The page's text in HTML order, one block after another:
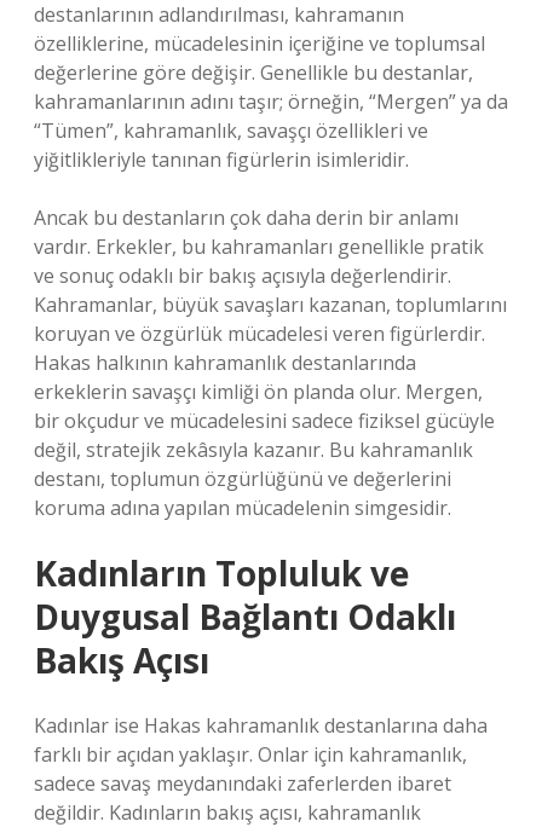
destanlarının adlandırılması, kahramanın
özelliklerine, mücadelesinin içeriğine ve toplumsal
değerlerine göre değişir. Genellikle bu destanlar,
kahramanlarının adını taşır; örneğin, “Mergen” ya da
“Tümen”, kahramanlık, savaşçı özellikleri ve
yiğitlikleriyle tanınan figürlerin isimleridir.
Ancak bu destanların çok daha derin bir anlamı
vardır. Erkekler, bu kahramanları genellikle pratik
ve sonuç odaklı bir bakış açısıyla değerlendirir.
Kahramanlar, büyük savaşları kazanan, toplumlarını
koruyan ve özgürlük mücadelesi veren figürlerdir.
Hakas halkının kahramanlık destanlarında
erkeklerin savaşçı kimliği ön planda olur. Mergen,
bir okçudur ve mücadelesini sadece fiziksel gücüyle
değil, stratejik zekâsıyla kazanır. Bu kahramanlık
destanı, toplumun özgürlüğünü ve değerlerini
koruma adına yapılan mücadelenin simgesidir.
Kadınların Topluluk ve
Duygusal Bağlantı Odaklı
Bakış Açısı
Kadınlar ise Hakas kahramanlık destanlarına daha
farklı bir açıdan yaklaşır. Onlar için kahramanlık,
sadece savaş meydanındaki zaferlerden ibaret
değildir. Kadınların bakış açısı, kahramanlık